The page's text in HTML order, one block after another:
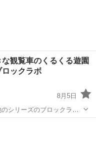
観覧車のくるくる遊園
ックラボ
8月5日
シリーズのブロックラボ
遊びの幅が広がります♪ -
ズ: 26㎝×38㎝×24㎝